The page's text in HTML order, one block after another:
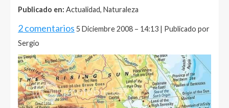
Publicado en: Actualidad, Naturaleza
2 comentarios 5 Diciembre 2008 – 14:13 | Publicado por
Sergio